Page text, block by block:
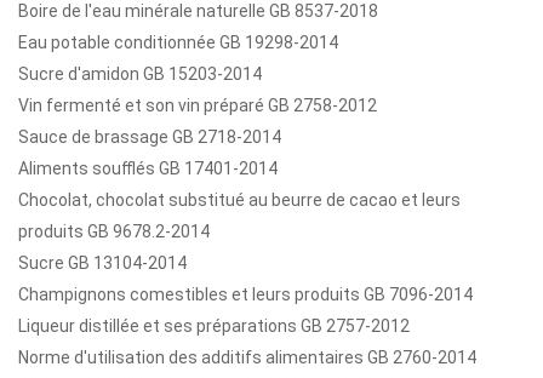
Boire de l'eau minérale naturelle GB 8537-2018
Eau potable conditionnée GB 19298-2014
Sucre d'amidon GB 15203-2014
Vin fermenté et son vin préparé GB 2758-2012
Sauce de brassage GB 2718-2014
Aliments soufflés GB 17401-2014
Chocolat, chocolat substitué au beurre de cacao et leurs
produits GB 9678.2-2014
Sucre GB 13104-2014
Champignons comestibles et leurs produits GB 7096-2014
Liqueur distillée et ses préparations GB 2757-2012
Norme d'utilisation des additifs alimentaires GB 2760-2014